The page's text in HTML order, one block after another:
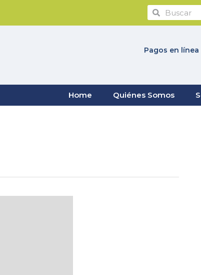
Pagos en línea
Home Quiénes Somos